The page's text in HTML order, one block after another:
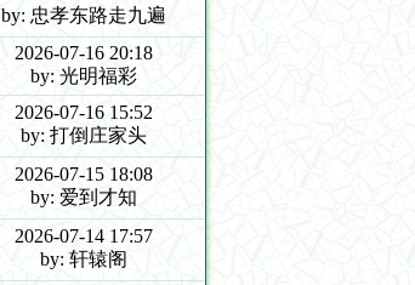
by: 忠孝东路走九遍
2026-07-16 20:18
by: 光明福彩
2026-07-16 15:52
by: 打倒庄家头
2026-07-15 18:08
by: 爱到才知
2026-07-14 17:57
by: 轩辕阁